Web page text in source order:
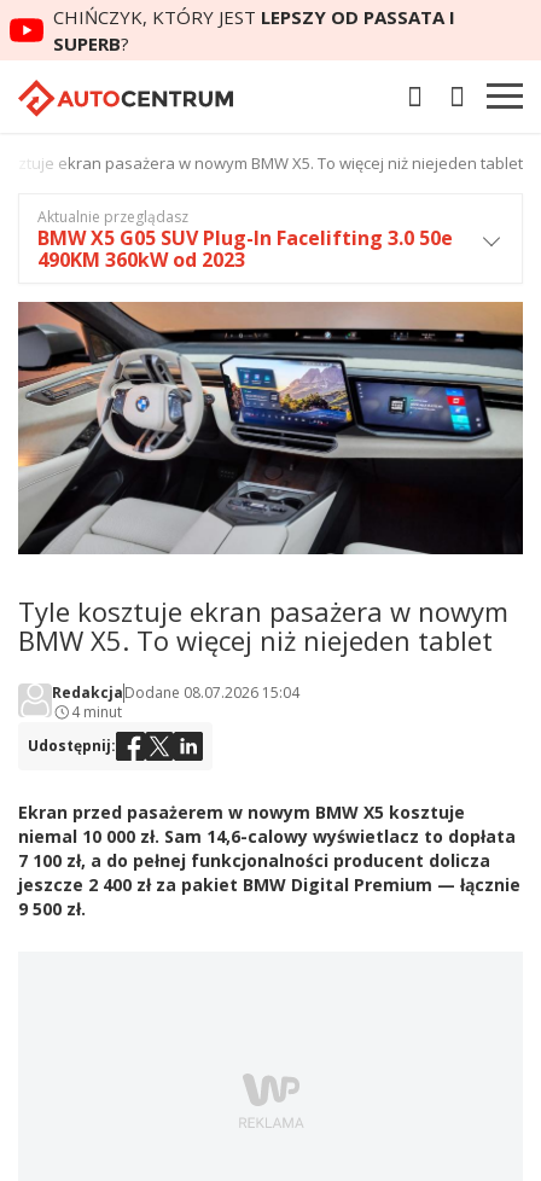
CHIŃCZYK, KTÓRY JEST LEPSZY OD PASSATA I
SUPERB?
ekran pasażera w nowym BMW X5. To więcej niż niejeden tablet
Tyle kosztuje ekran pasażera w nowym
BMW X5. To więcej niż niejeden tablet
RedakcjaDodane 08.07.2026 15:04
4 minut
Udostępnij:
Ekran przed pasażerem w nowym BMW X5 kosztuje
niemal 10 000 zł. Sam 14,6-calowy wyświetlacz to dopłata
7 100 zł, a do pełnej funkcjonalności producent dolicza
jeszcze 2 400 zł za pakiet BMW Digital Premium — łącznie
9 500 zł.
Aktualnie przeglądasz
BMW X5 G05 SUV Plug-In Facelifting 3.0 50e
490KM 360kW od 2023